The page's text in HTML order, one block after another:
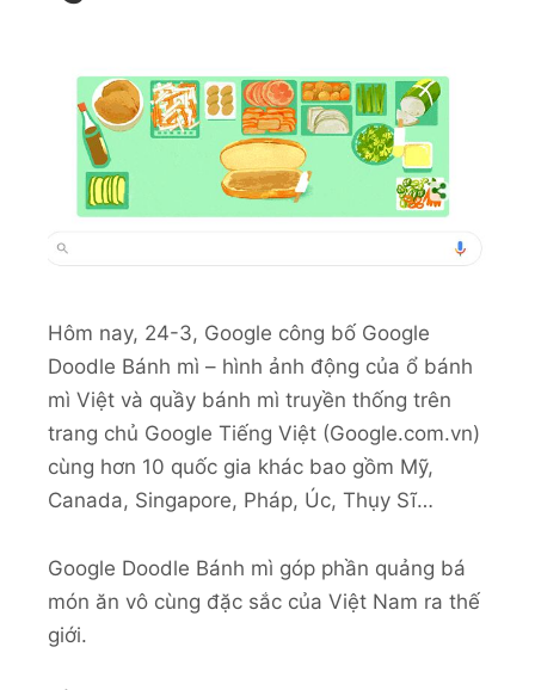
Hôm nay, 24-3, Google công bố Google
Doodle Bánh mì – hình ảnh động của ổ bánh
mì Việt và quầy bánh mì truyền thống trên
trang chủ Google Tiếng Việt (Google.com.vn)
cùng hơn 10 quốc gia khác bao gồm Mỹ,
Canada, Singapore, Pháp, Úc, Thụy Sĩ…
Google Doodle Bánh mì góp phần quảng bá
món ăn vô cùng đặc sắc của Việt Nam ra thế
giới.